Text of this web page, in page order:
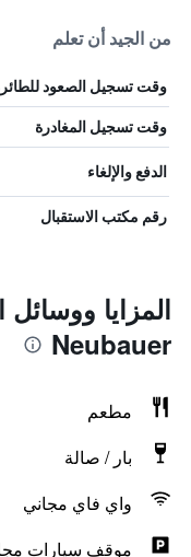
من الجيد أن تعلم
وقت تسجيل الصعود
وقت تسجيل المغادرة
الدفع والإلغاء
رقم مكتب الاستقبال
Neubauer
مطعم
بار / صالة
واي فاي مجاني
موقف سيارات